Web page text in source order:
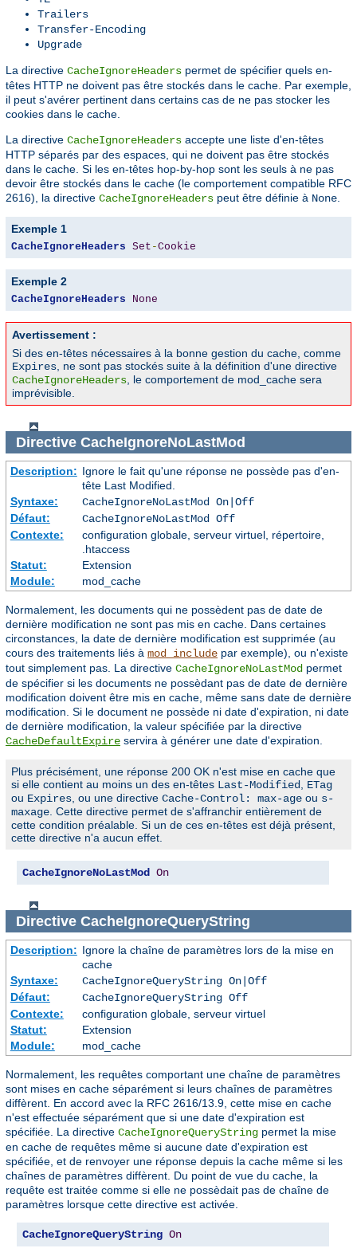
Trailers
Transfer-Encoding
Upgrade
La directive CacheIgnoreHeaders permet de spécifier quels en-
têtes HTTP ne doivent pas être stockés dans le cache. Par exemple,
il peut s'avérer pertinent dans certains cas de ne pas stocker les
cookies dans le cache.
La directive CacheIgnoreHeaders accepte une liste d'en-têtes
HTTP séparés par des espaces, qui ne doivent pas être stockés
dans le cache. Si les en-têtes hop-by-hop sont les seuls à ne pas
devoir être stockés dans le cache (le comportement compatible RFC
2616), la directive CacheIgnoreHeaders peut être définie à None
Exemple 1
CacheIgnoreHeaders Set -Cookie
Exemple 2
CacheIgnoreHeaders None
Avertissement :
Si des en-têtes nécessaires à la bonne gestion du cache, comme
Expires , ne sont pas stockés suite à la définition d'une directive
CacheIgnoreHeaders , le comportement de mod_cache sera
imprévisible.
Directive CacheIgnoreNoLastMod
Description: Ignore le fait qu'une réponse ne possède pas d'en-
tête Last Modified.
Syntaxe:
CacheIgnoreNoLastMod On|Off
Défaut:
CacheIgnoreNoLastMod Off
Contexte:
configuration globale, serveur virtuel, répertoire,
.htaccess
Statut:
Extension
Module:
mod_cache
Normalement, les documents qui ne possèdent pas de date de
dernière modification ne sont pas mis en cache. Dans certaines
circonstances, la date de dernière modification est supprimée (au
cours des traitements liés à mod_include par exemple), ou n'existe
tout simplement pas. La directive CacheIgnoreNoLastMod permet
de spécifier si les documents ne possèdant pas de date de dernière
modification doivent être mis en cache, même sans date de dernière
modification. Si le document ne possède ni date d'expiration, ni date
de dernière modification, la valeur spécifiée par la directive
CacheDefaultExpire servira à générer une date d'expiration.
Plus précisément, une réponse 200 OK n'est mise en cache que
si elle contient au moins un des en-têtes Last-Modified
ETag
ou Expires , ou une directive Cache-Control: max-age ou s-
maxage . Cette directive permet de s'affranchir entièrement de
cette condition préalable. Si un de ces en-têtes est déjà présent,
cette directive n'a aucun effet.
CacheIgnoreNoLastMod On
Directive CacheIgnoreQueryString
Description: Ignore la chaîne de paramètres lors de la mise en
cache
Syntaxe:
CacheIgnoreQueryString On|Off
Défaut:
CacheIgnoreQueryString Off
Contexte:
configuration globale, serveur virtuel
Statut:
Extension
Module:
mod_cache
Normalement, les requêtes comportant une chaîne de paramètres
sont mises en cache séparément si leurs chaînes de paramètres
diffèrent. En accord avec la RFC 2616/13.9, cette mise en cache
n'est effectuée séparément que si une date d'expiration est
spécifiée. La directive CacheIgnoreQueryString permet la mise
en cache de requêtes même si aucune date d'expiration est
spécifiée, et de renvoyer une réponse depuis la cache même si les
chaînes de paramètres diffèrent. Du point de vue du cache, la
requête est traitée comme si elle ne possèdait pas de chaîne de
paramètres lorsque cette directive est activée.
CacheIgnoreQueryString On